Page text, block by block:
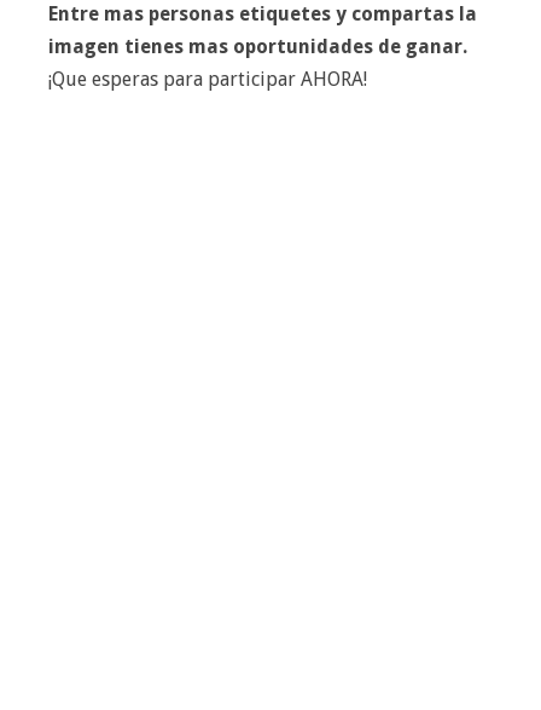
Entre mas personas etiquetes y compartas la
imagen tienes mas oportunidades de ganar.
¡Que esperas para participar AHORA!